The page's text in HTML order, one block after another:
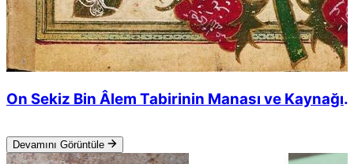
On Sekiz Bin Âlem Tabirinin Manası ve Kaynağı
Devamını Görüntüle